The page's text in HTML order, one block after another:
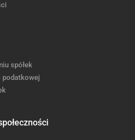
spółek